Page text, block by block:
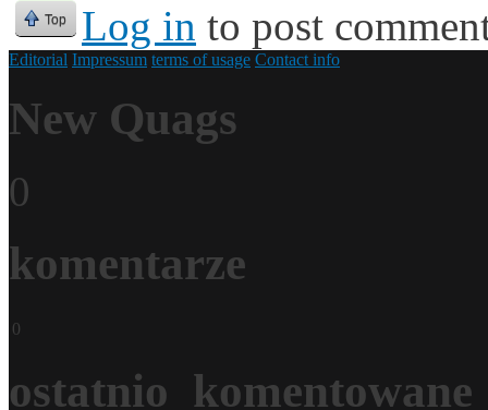
Top Log in to post
Editorial Impressum terms of usage Contact info
New Quags
0
komentarze
0
ostatnio_komentowane